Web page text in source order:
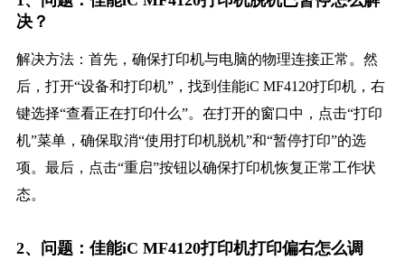
决？
解决方法：首先，确保打印机与电脑的物理连接正常。然
后，打开“设备和打印机”，找到佳能iC MF4120打印机，右
键选择“查看正在打印什么”。在打开的窗口中，点击“打印
机”菜单，确保取消“使用打印机脱机”和“暂停打印”的选
项。最后，点击“重启”按钮以确保打印机恢复正常工作状
态。
2、问题：佳能iC MF4120打印机打印偏右怎么调